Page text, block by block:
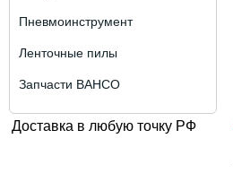
Пневмоинструмент
Ленточные пилы
Запчасти BAHCO
Доставка в любую точку РФ